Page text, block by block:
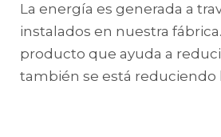
La energía es generada a
instalados en nuestra
producto que ayuda a
también se está reduciendo